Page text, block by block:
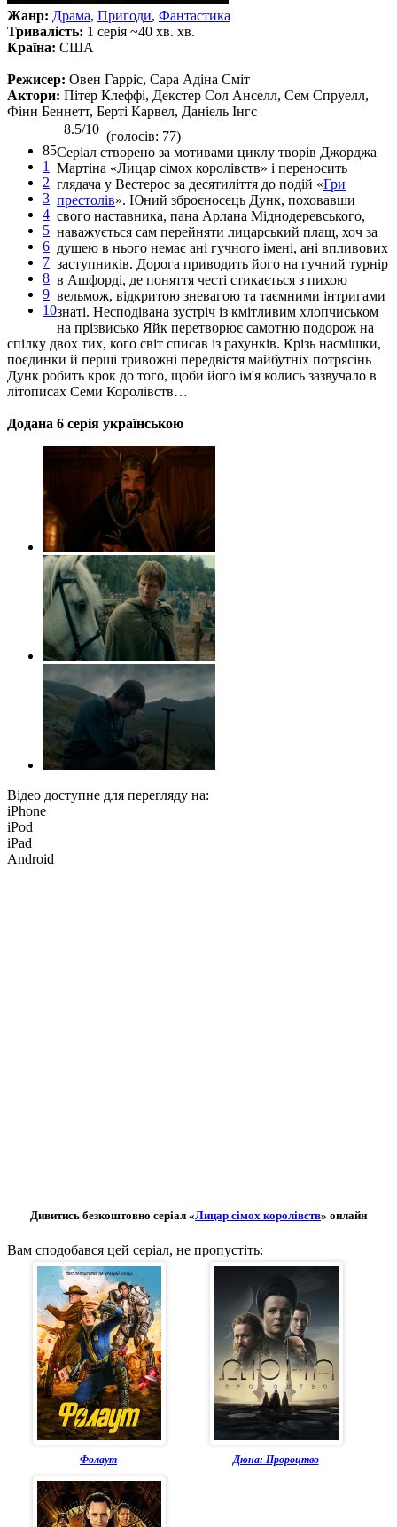
Жанр: Драма, Пригоди, Фантастика
Тривалість: 1 серія ~40 хв. хв.
Країна: США
Режисер: Овен Гарріс, Сара Адіна Сміт
Актори: Пітер Клеффі, Декстер Сол Анселл, Сем Спруелл,
Фінн Беннетт, Берті Карвел, Даніель Інгс
85
1
2
3
4
5
6
7
8
9
10
8.5/10 (голосів: 77)
Серіал створено за мотивами циклу творів Джорджа
Мартіна «Лицар сімох королівств» і переносить
глядача у Вестерос за десятиліття до подій «Гри
престолів». Юний зброєносець Дунк, поховавши
свого наставника, пана Арлана Міднодеревського,
наважується сам перейняти лицарський плащ, хоч за
душею в нього немає ані гучного імені, ані впливових
заступників. Дорога приводить його на гучний турнір
в Ашфорді, де поняття честі стикається з пихою
вельмож, відкритою зневагою та таємними інтригами
знаті. Несподівана зустріч із кмітливим хлопчиськом
на прізвисько Яйк перетворює самотню подорож на
спілку двох тих, кого світ списав із рахунків. Крізь насмішки,
поєдинки й перші тривожні передвістя майбутніх потрясінь
Дунк робить крок до того, щоби його ім'я колись зазвучало в
літописах Семи Королівств…
Додана 6 серія українською
Відео доступне для перегляду на:
iPhone
iPod
iPad
Android
Дивитись безкоштовно серіал «Лицар сімох королівств» онлайн
Вам сподобався цей серіал, не пропустіть:
Фолаут Дюна: Пророцтво